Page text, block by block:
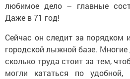
любимое дело – главные
Даже в 71 год!
Сейчас он следит за порядком
городской лыжной базе.
сколько труда стоит за тем,
могли кататься по удобной,